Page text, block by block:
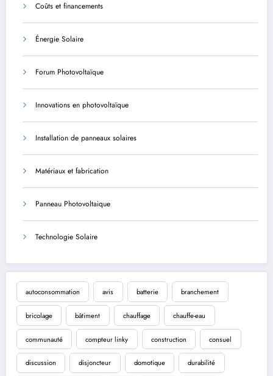
Coûts et financements
Énergie Solaire
Forum Photovoltaïque
Innovations en photovoltaïque
Installation de panneaux solaires
Matériaux et fabrication
Panneau Photovoltaique
Technologie Solaire
autoconsommation avis batterie branchement
bricolage bâtiment chauffage chauffe-eau
communauté compteur linky construction consuel
discussion disjoncteur domotique durabilité